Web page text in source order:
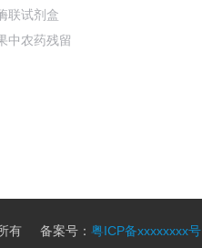
联试剂盒
中农药残留
有 备案号： 粤ICP备xxxxxxxx号